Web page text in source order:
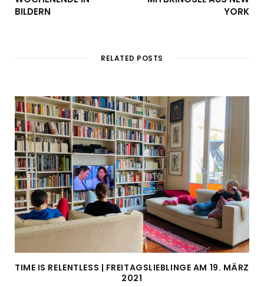
BILDERN
YORK
RELATED POSTS
TIME IS RELENTLESS | FREITAGSLIEBLINGE AM 19. MÄRZ
2021